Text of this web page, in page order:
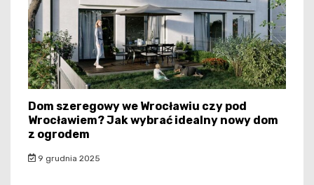
Dom szeregowy we Wrocławiu czy pod
Wrocławiem? Jak wybrać idealny nowy dom
z ogrodem
9 grudnia 2025